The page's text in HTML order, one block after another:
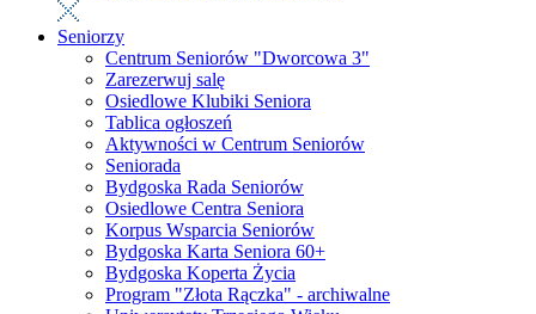
Seniorzy
Centrum Seniorów "Dworcowa 3"
Zarezerwuj salę
Osiedlowe Klubiki Seniora
Tablica ogłoszeń
Aktywności w Centrum Seniorów
Seniorada
Bydgoska Rada Seniorów
Osiedlowe Centra Seniora
Korpus Wsparcia Seniorów
Bydgoska Karta Seniora 60+
Bydgoska Koperta Życia
Program "Złota Rączka" - archiwalne